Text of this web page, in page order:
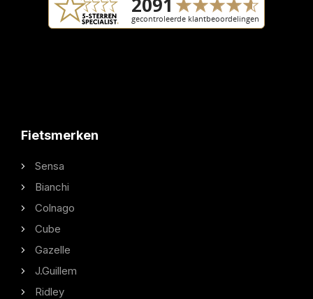
Fietsmerken
Sensa
Bianchi
Colnago
Cube
Gazelle
J.Guillem
Ridley